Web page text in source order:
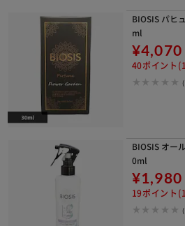
BIOSIS パヒ
ml
¥4,070
40ポイント
BIOSIS オー
0ml
¥1,980
19ポイント